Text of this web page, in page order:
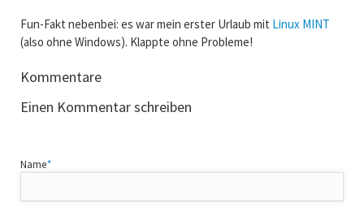
Fun-Fakt nebenbei: es war mein erster Urlaub mit Linux MINT
(also ohne Windows). Klappte ohne Probleme!
Kommentare
Einen Kommentar schreiben
Pflichtfeld
Name*